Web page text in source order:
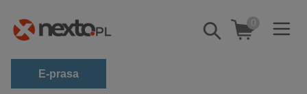
Pokaż/schowaj
wyszukiwarkę
0
E-prasa